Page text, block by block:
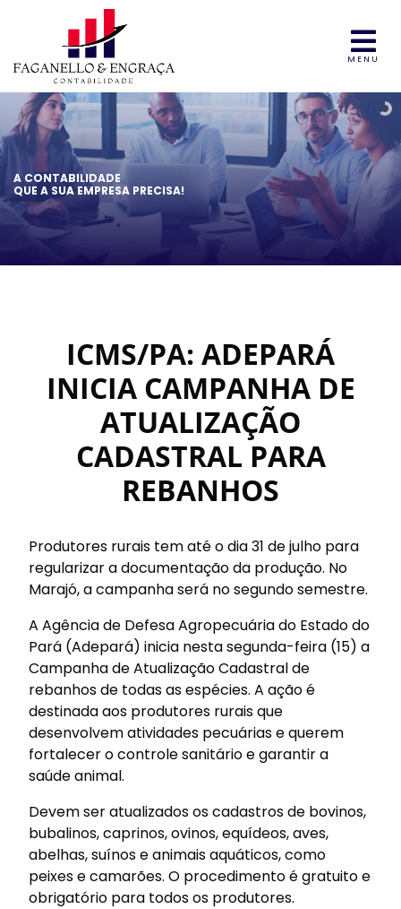
MENU
A CONTABILIDADE
QUE A SUA EMPRESA PRECISA!
ICMS/PA: ADEPARÁ
INICIA CAMPANHA DE
ATUALIZAÇÃO
CADASTRAL PARA
REBANHOS
Produtores rurais tem até o dia 31 de julho para
regularizar a documentação da produção. No
Marajó, a campanha será no segundo semestre.
A Agência de Defesa Agropecuária do Estado do
Pará (Adepará) inicia nesta segunda-feira (15) a
Campanha de Atualização Cadastral de
rebanhos de todas as espécies. A ação é
destinada aos produtores rurais que
desenvolvem atividades pecuárias e querem
fortalecer o controle sanitário e garantir a
saúde animal.
Devem ser atualizados os cadastros de bovinos,
bubalinos, caprinos, ovinos, equídeos, aves,
abelhas, suínos e animais aquáticos, como
peixes e camarões. O procedimento é gratuito e
obrigatório para todos os produtores.